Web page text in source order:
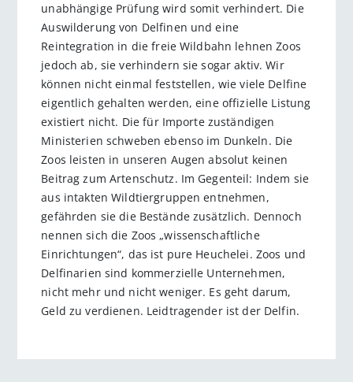
unabhängige Prüfung wird somit verhindert. Die
Auswilderung von Delfinen und eine
Reintegration in die freie Wildbahn lehnen Zoos
jedoch ab, sie verhindern sie sogar aktiv. Wir
können nicht einmal feststellen, wie viele Delfine
eigentlich gehalten werden, eine offizielle Listung
existiert nicht. Die für Importe zuständigen
Ministerien schweben ebenso im Dunkeln. Die
Zoos leisten in unseren Augen absolut keinen
Beitrag zum Artenschutz. Im Gegenteil: Indem sie
aus intakten Wildtiergruppen entnehmen,
gefährden sie die Bestände zusätzlich. Dennoch
nennen sich die Zoos „wissenschaftliche
Einrichtungen“, das ist pure Heuchelei. Zoos und
Delfinarien sind kommerzielle Unternehmen,
nicht mehr und nicht weniger. Es geht darum,
Geld zu verdienen. Leidtragender ist der Delfin.